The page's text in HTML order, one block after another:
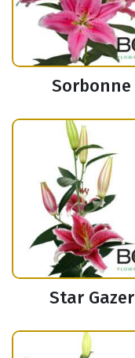
Sorbonne
Star Gazer